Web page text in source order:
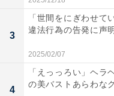
3
「世間をにぎわせて
違法行為の告発に声
2025/02/07
4
「えっっろい」ヘラ
の美バストあらわな